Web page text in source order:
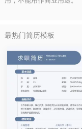
最热门简历模板